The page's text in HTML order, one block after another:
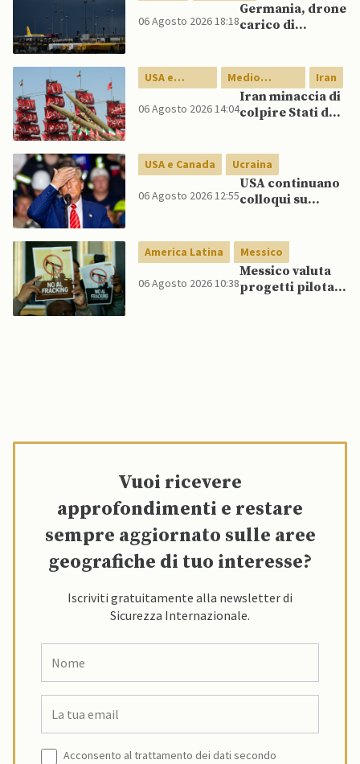
06 Agosto 2026 18:18
Germania, drone
carico di
Interno:
“Potrebbe
esserci dietro un
attore statale”
USA e
Canada
Medio
Oriente
Iran
06 Agosto 2026 14:04
Iran minaccia di
colpire Stati del
USA e Canada Ucraina
06 Agosto 2026 12:55
USA continuano
colloqui su
Patriot in
Ucraina,
nonostante
dubbi di Trump,
America Latina Messico
06 Agosto 2026 10:38
Messico valuta
progetti pilota
Vuoi ricevere
approfondimenti e restare
sempre aggiornato sulle aree
geografiche di tuo interesse?
Iscriviti gratuitamente alla newsletter di
Sicurezza Internazionale.
Acconsento al trattamento dei dati secondo